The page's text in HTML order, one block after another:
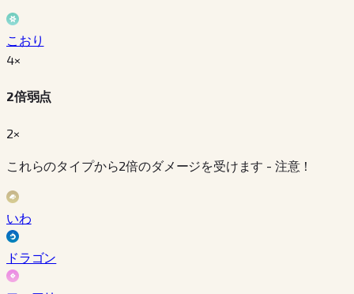
こおり
4×
2倍弱点
2×
これらのタイプから2倍のダメージを受けます - 注意！
いわ
ドラゴン